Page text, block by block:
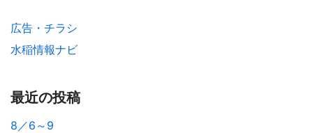
広告・チラシ
水稲情報ナビ
最近の投稿
8／6～9